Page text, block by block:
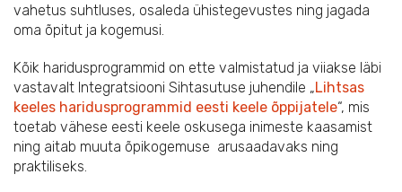
vahetus suhtluses, osaleda ühistegevustes ning jagada
oma õpitut ja kogemusi.
Kõik haridusprogrammid on ette valmistatud ja viiakse läbi
vastavalt Integratsiooni Sihtasutuse juhendile „Lihtsas
keeles haridusprogrammid eesti keele õppijatele“, mis
toetab vähese eesti keele oskusega inimeste kaasamist
ning aitab muuta õpikogemuse arusaadavaks ning
praktiliseks.